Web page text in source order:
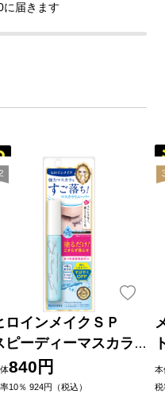
に届きます
ロインメイクＳＰ
ピーディーマスカラ
ムーバー ６．６ｍＬ
勢半
840円
10％ 924円（税込）
本
税